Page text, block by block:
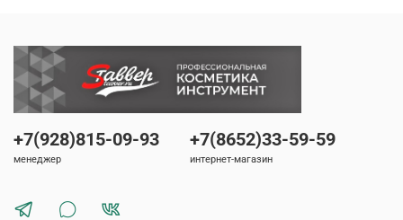
+7(928)815-09-93
менеджер
+7(8652)33-59-59
интернет-магазин